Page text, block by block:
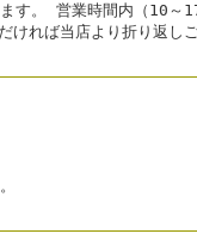
す。 営業時間内（10～
れば当店より折り返し